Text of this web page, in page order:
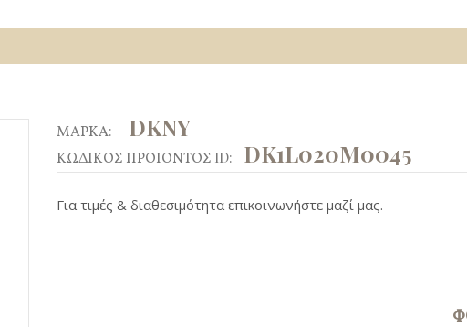
ΜΑΡΚΑ: DKNY
ΚΩΔΙΚΟΣ ΠΡΟΙΟΝΤΟΣ ID: DK1L020M0045
Για τιμές & διαθεσιμότητα επικοινωνήστε μαζί μας.